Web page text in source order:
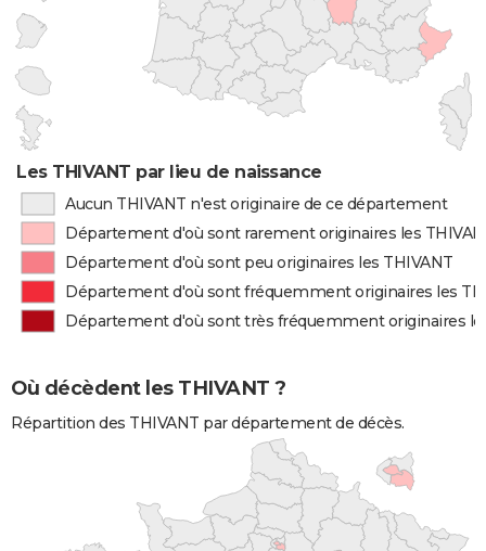
Les THIVANT par lieu de naissance
Aucun THIVANT n'est originaire de ce département
Département d'où sont rarement originaires les
Département d'où sont peu originaires les THIVANT
Département d'où sont fréquemment originaires les
Département d'où sont très fréquemment originaires
Où décèdent les THIVANT ?
Répartition des THIVANT par département de décès.